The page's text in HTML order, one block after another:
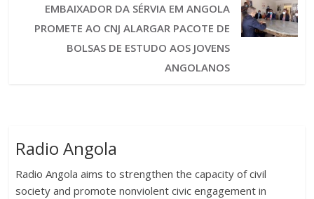
EMBAIXADOR DA SÉRVIA EM ANGOLA
PROMETE AO CNJ ALARGAR PACOTE DE
BOLSAS DE ESTUDO AOS JOVENS
ANGOLANOS
Radio Angola
Radio Angola aims to strengthen the capacity of civil
society and promote nonviolent civic engagement in